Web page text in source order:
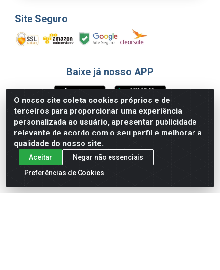
O nosso site coleta cookies próprios e de
terceiros para proporcionar uma experiência
personalizada ao usuário, apresentar publicidade
relevante de acordo com o seu perfil e melhorar a
qualidade do nosso site.
Aceitar
Negar não essenciais
Preferências de Cookies
Site Seguro
Baixe já nosso APP
Formas de Pagamento